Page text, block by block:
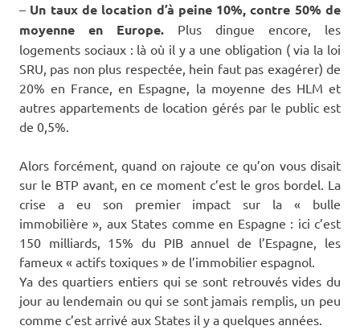
– Un taux de location d’à peine 10%, contre 50% de
moyenne en Europe. Plus dingue encore, les
logements sociaux : là où il y a une obligation ( via la loi
SRU, pas non plus respectée, hein faut pas exagérer) de
20% en France, en Espagne, la moyenne des HLM et
autres appartements de location gérés par le public est
de 0,5%.
Alors forcément, quand on rajoute ce qu’on vous disait
sur le BTP avant, en ce moment c’est le gros bordel. La
crise a eu son premier impact sur la « bulle
immobilière », aux States comme en Espagne : ici c’est
150 milliards, 15% du PIB annuel de l’Espagne, les
fameux « actifs toxiques » de l’immobilier espagnol.
Ya des quartiers entiers qui se sont retrouvés vides du
jour au lendemain ou qui se sont jamais remplis, un peu
comme c’est arrivé aux States il y a quelques années.